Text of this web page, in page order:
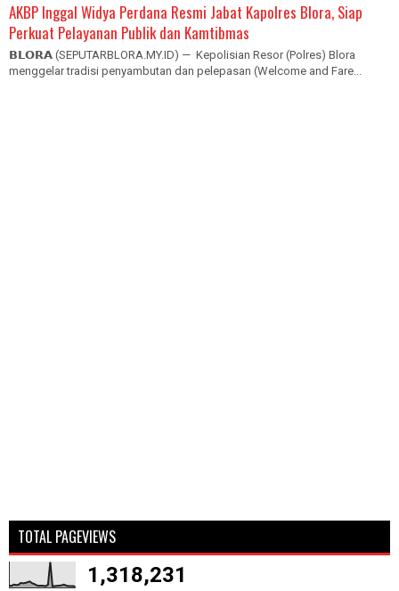
AKBP Inggal Widya Perdana Resmi Jabat Kapolres Blora, Siap
Perkuat Pelayanan Publik dan Kamtibmas
𝗕𝗟𝗢𝗥𝗔 (SEPUTARBLORA.MY.ID) — Kepolisian Resor (Polres) Blora
menggelar tradisi penyambutan dan pelepasan (Welcome and Fare...
TOTAL PAGEVIEWS
1,318,231